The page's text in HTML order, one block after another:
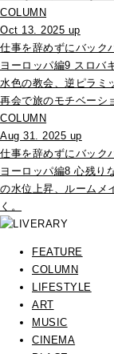
COLUMN
Oct 13. 2025 up
仕事を辞めずにバック
ヨーロッパ編9 スロバ
水色の教会、逆ピラミ
再会で旅のモチベーシ
COLUMN
Aug 31. 2025 up
仕事を辞めずにバック
ヨーロッパ編8 心残り
の水位上昇、ルームメ
く。
FEATURE
COLUMN
LIFESTYLE
ART
MUSIC
CINEMA